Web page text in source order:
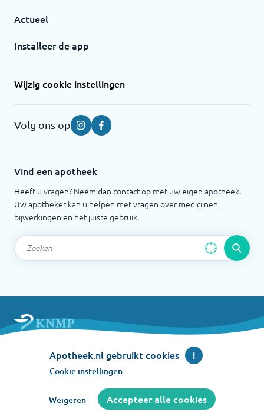
Actueel
Installeer de app
Wijzig cookie instellingen
Volg ons op InstagramFacebook
Vind een apotheek
Heeft u vragen? Neem dan contact op met uw eigen apotheek.
Uw apotheker kan u helpen met vragen over medicijnen,
bijwerkingen en het juiste gebruik.
Nederlandse Maatschappij ter bevordering der
Pharmacie
Apotheek.nl gebruikt cookies i
Cookie instellingen
Weigeren Accepteer alle cookies